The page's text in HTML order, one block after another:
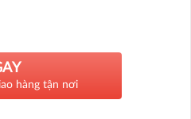
hàng tận nơi